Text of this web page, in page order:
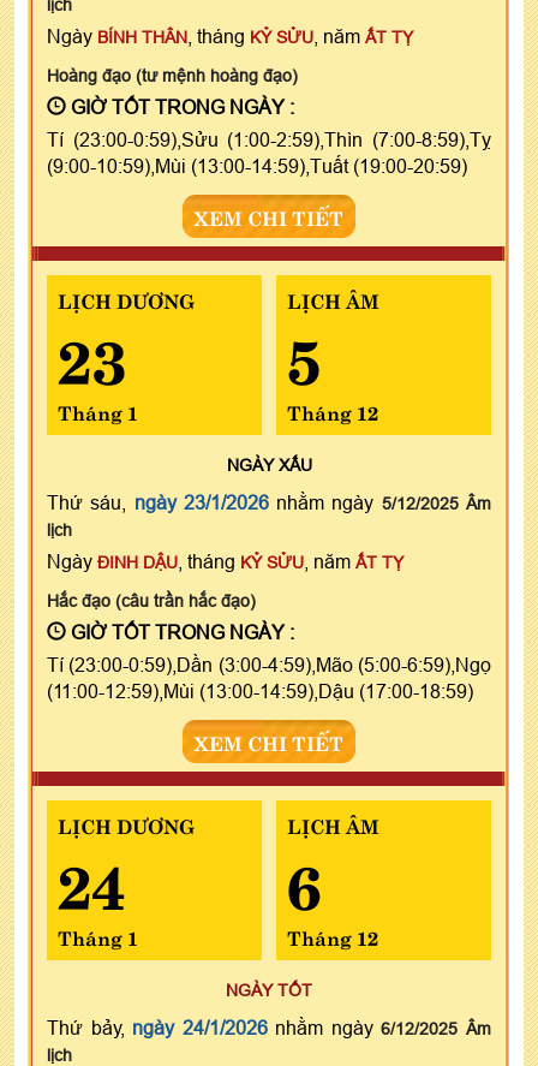
lịch
Ngày BÍNH THÂN , tháng KỶ SỬU , năm ẤT TỴ
Hoàng đạo (tư mệnh hoàng đạo)
GIỜ TỐT TRONG NGÀY :
Tí (23:00-0:59),Sửu (1:00-2:59),Thìn (7:00-8:59),Tỵ
(9:00-10:59),Mùi (13:00-14:59),Tuất (19:00-20:59)
XEM CHI TIẾT
LỊCH DƯƠNG
23
Tháng 1
LỊCH ÂM
5
Tháng 12
NGÀYXẤU
Thứ sáu, ngày 23/1/2026nhằm ngày 5/12/2025 Âm
lịch
Ngày ĐINH DẬU , tháng KỶ SỬU , năm ẤT TỴ
Hắc đạo (câu trần hắc đạo)
GIỜ TỐT TRONG NGÀY :
Tí (23:00-0:59),Dần (3:00-4:59),Mão (5:00-6:59),Ngọ
(11:00-12:59),Mùi (13:00-14:59),Dậu (17:00-18:59)
XEM CHI TIẾT
LỊCH DƯƠNG
24
Tháng 1
LỊCH ÂM
6
Tháng 12
NGÀY TỐT
Thứ bảy, ngày 24/1/2026nhằm ngày6/12/2025 Âm
lịch